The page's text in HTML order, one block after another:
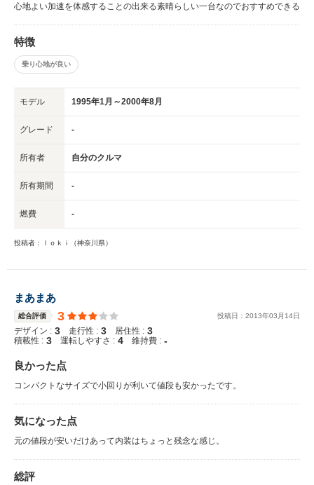
心地よい加速を体感することの出来る素晴らしい一台なのでおすすめできる
特徴
乗り心地が良い
モデル 1995年1月～2000年8月
グレード -
所有者 自分のクルマ
所有期間 -
燃費 -
投稿者：ｌｏｋｉ（神奈川県）
まあまあ
総合評価 3 投稿日： 2013年03 月 14日
デザイン : 3 走行性 : 3 居住性 : 3
積載性 : 3 運転しやすさ : 4 維持費 : -
良かった点
コンパクトなサイズで小回りが利いて値段も安かったです。
気になった点
元の値段が安いだけあって内装はちょっと残念な感じ。
総評